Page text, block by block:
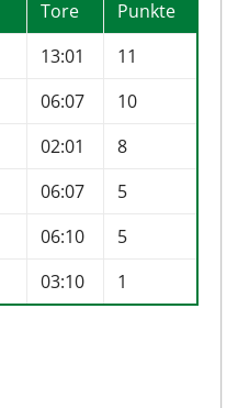
Tore
Punkte
13:01
11
06:07
10
02:01
8
06:07
5
06:10
5
03:10 1